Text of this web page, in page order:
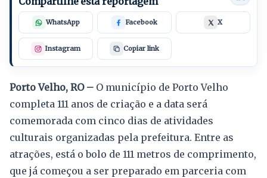
WhatsApp Facebook X
Instagram Copiar link
Porto Velho, RO – O município de Porto Velho
completa 111 anos de criação e a data será
comemorada com cinco dias de atividades
culturais organizadas pela prefeitura. Entre as
atrações, está o bolo de 111 metros de comprimento,
que já começou a ser preparado em parceria com